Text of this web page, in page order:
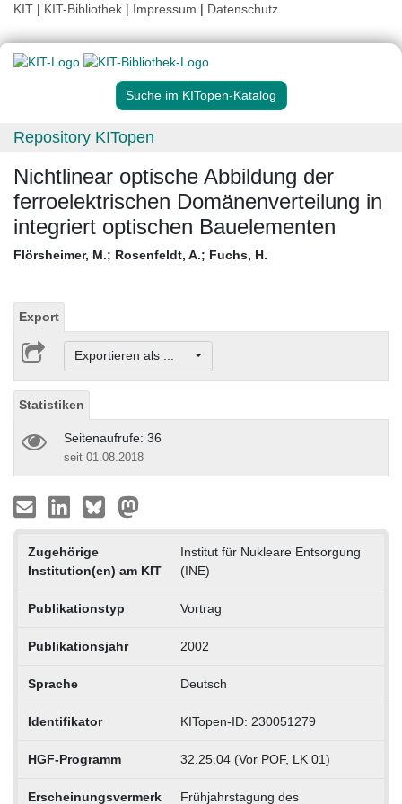
KIT | KIT-Bibliothek | Impressum | Datenschutz
Suche im KITopen-Katalog
Repository KITopen
Nichtlinear optische Abbildung der
ferroelektrischen Domänenverteilung in
integriert optischen Bauelementen
Flörsheimer, M.; Rosenfeldt, A.; Fuchs, H.
Export
Exportieren als ...
Statistiken
Seitenaufrufe: 36
seit 01.08.2018
Zugehörige
Institution(en) am KIT
Institut für Nukleare Entsorgung
(INE)
Publikationstyp Vortrag
Publikationsjahr 2002
Sprache Deutsch
Identifikator KITopen-ID: 230051279
HGF-Programm 32.25.04 (Vor POF, LK 01)
Erscheinungsvermerk Frühjahrstagung des